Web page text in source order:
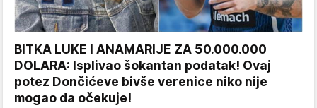
BITKA LUKE I ANAMARIJE ZA 50.000.000
DOLARA: Isplivao šokantan podatak! Ovaj
potez Dončićeve bivše verenice niko nije
mogao da očekuje!